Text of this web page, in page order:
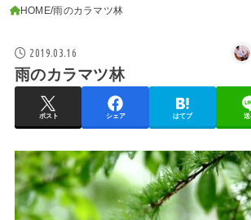
HOME 雨のカラマツ林
2019.03.16
雨のカラマツ林
ポスト シェア はてブ 送